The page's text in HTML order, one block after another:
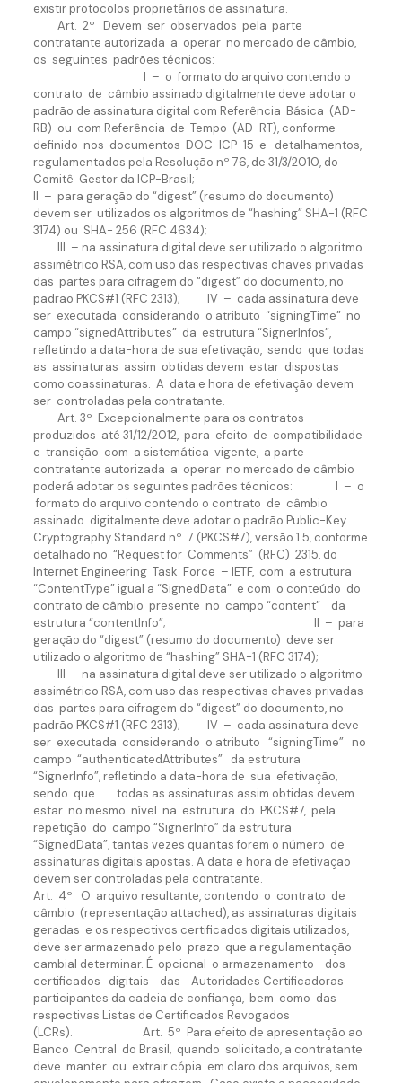
existir protocolos proprietários de assinatura.
Art. 2º Devem ser observados pela parte
contratante autorizada a operar no mercado de câmbio,
os seguintes padrões técnicos:
I – o formato do arquivo contendo o
contrato de câmbio assinado digitalmente deve adotar o
padrão de assinatura digital com Referência Básica (AD-
RB) ou com Referência de Tempo (AD-RT), conforme
definido nos documentos DOC-ICP-15 e detalhamentos,
regulamentados pela Resolução nº 76, de 31/3/2010, do
Comitê Gestor da ICP-Brasil;
II – para geração do “digest” (resumo do documento)
devem ser utilizados os algoritmos de “hashing” SHA-1 (RFC
3174) ou SHA- 256 (RFC 4634);
III – na assinatura digital deve ser utilizado o algoritmo
assimétrico RSA, com uso das respectivas chaves privadas
das partes para cifragem do “digest” do documento, no
padrão PKCS#1 (RFC 2313); IV – cada assinatura deve
ser executada considerando o atributo “signingTime” no
campo “signedAttributes” da estrutura “SignerInfos”,
refletindo a data-hora de sua efetivação, sendo que todas
as assinaturas assim obtidas devem estar dispostas
como coassinaturas. A data e hora de efetivação devem
ser controladas pela contratante.
Art. 3º Excepcionalmente para os contratos
produzidos até 31/12/2012, para efeito de compatibilidade
e transição com a sistemática vigente, a parte
contratante autorizada a operar no mercado de câmbio
poderá adotar os seguintes padrões técnicos: I – o
formato do arquivo contendo o contrato de câmbio
assinado digitalmente deve adotar o padrão Public-Key
Cryptography Standard nº 7 (PKCS#7), versão 1.5, conforme
detalhado no “Request for Comments” (RFC) 2315, do
Internet Engineering Task Force – IETF, com a estrutura
“ContentType” igual a “SignedData” e com o conteúdo do
contrato de câmbio presente no campo “content” da
estrutura “contentInfo”; II – para
geração do “digest” (resumo do documento) deve ser
utilizado o algoritmo de “hashing” SHA-1 (RFC 3174);
III – na assinatura digital deve ser utilizado o algoritmo
assimétrico RSA, com uso das respectivas chaves privadas
das partes para cifragem do “digest” do documento, no
padrão PKCS#1 (RFC 2313); IV – cada assinatura deve
ser executada considerando o atributo “signingTime” no
campo “authenticatedAttributes” da estrutura
“SignerInfo”, refletindo a data-hora de sua efetivação,
sendo que todas as assinaturas assim obtidas devem
estar no mesmo nível na estrutura do PKCS#7, pela
repetição do campo “SignerInfo” da estrutura
“SignedData”, tantas vezes quantas forem o número de
assinaturas digitais apostas. A data e hora de efetivação
devem ser controladas pela contratante.
Art. 4º O arquivo resultante, contendo o contrato de
câmbio (representação attached), as assinaturas digitais
geradas e os respectivos certificados digitais utilizados,
deve ser armazenado pelo prazo que a regulamentação
cambial determinar. É opcional o armazenamento dos
certificados digitais das Autoridades Certificadoras
participantes da cadeia de confiança, bem como das
respectivas Listas de Certificados Revogados
(LCRs). Art. 5º Para efeito de apresentação ao
Banco Central do Brasil, quando solicitado, a contratante
deve manter ou extrair cópia em claro dos arquivos, sem